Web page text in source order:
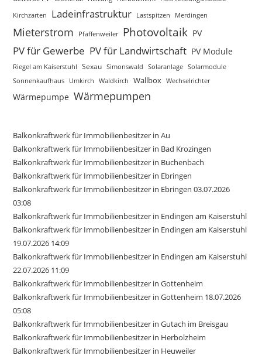
Kirchzarten
Ladeinfrastruktur Lastspitzen Merdingen
Mieterstrom Pfaffenweiler Photovoltaik PV
PV für Gewerbe PV für Landwirtschaft PV Module
Riegel am Kaiserstuhl Sexau Simonswald Solaranlage Solarmodule
Sonnenkaufhaus
Umkirch Waldkirch Wallbox Wechselrichter
Wärmepumpe Wärmepumpen
Balkonkraftwerk für Immobilienbesitzer in Au
Balkonkraftwerk für Immobilienbesitzer in Bad Krozingen
Balkonkraftwerk für Immobilienbesitzer in Buchenbach
Balkonkraftwerk für Immobilienbesitzer in Ebringen
Balkonkraftwerk für Immobilienbesitzer in Ebringen 03.07.2026
03:08
Balkonkraftwerk für Immobilienbesitzer in Endingen am Kaiserstuhl
Balkonkraftwerk für Immobilienbesitzer in Endingen am Kaiserstuhl
19.07.2026 14:09
Balkonkraftwerk für Immobilienbesitzer in Endingen am Kaiserstuhl
22.07.2026 11:09
Balkonkraftwerk für Immobilienbesitzer in Gottenheim
Balkonkraftwerk für Immobilienbesitzer in Gottenheim 18.07.2026
05:08
Balkonkraftwerk für Immobilienbesitzer in Gutach im Breisgau
Balkonkraftwerk für Immobilienbesitzer in Herbolzheim
Balkonkraftwerk für Immobilienbesitzer in Heuweiler